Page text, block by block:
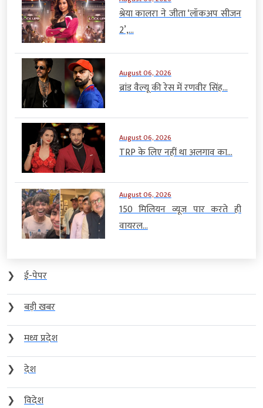
श्रेया कालरा ने जीता ‘लॉकअप सीजन
2’,...
August 06, 2026
ब्रांड वैल्यू की रेस में रणवीर सिंह...
August 06, 2026
TRP के लिए नहीं था अलगाव का...
August 06, 2026
150 मिलियन व्यूज पार करते ही
वायरल...
❯
ई-पेपर
❯
बड़ी खबर
❯
मध्य प्रदेश
❯
देश
❯
विदेश